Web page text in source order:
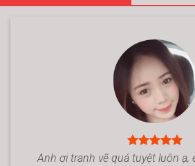
Anh ơi tranh vẽ quá tuyệt luôn ạ,